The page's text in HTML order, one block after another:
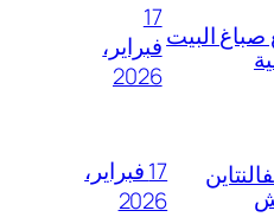
صباغ البيت
17
فبراير،
2026
17 فبراير،
2026